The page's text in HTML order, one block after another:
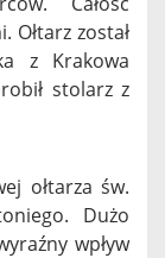
Ołtarz został
z Krakowa
stolarz z
ołtarza św.
Dużo
wpływ